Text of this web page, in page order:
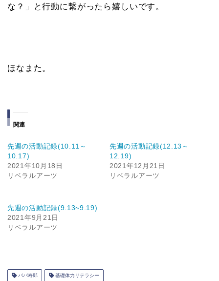
な？」と行動に繋がったら嬉しいです。
ほなまた。
関連
先週の活動記録(10.11～
10.17)
2021年10月18日
リベラルアーツ
先週の活動記録(12.13～
12.19)
2021年12月21日
リベラルアーツ
先週の活動記録(9.13~9.19)
2021年9月21日
リベラルアーツ
パパ寿郎 基礎体力リテラシー